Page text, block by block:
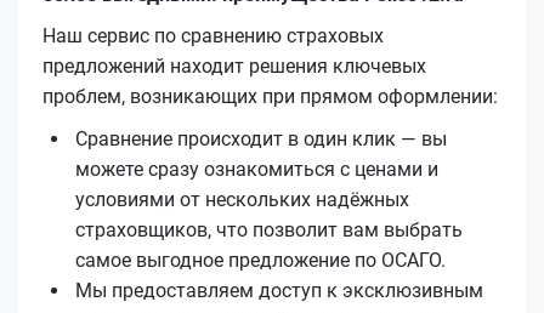
Наш сервис по сравнению страховых
предложений находит решения ключевых
проблем, возникающих при прямом оформлении:
Сравнение происходит в один клик — вы
можете сразу ознакомиться с ценами и
условиями от нескольких надёжных
страховщиков, что позволит вам выбрать
самое выгодное предложение по ОСАГО.
Мы предоставляем доступ к эксклюзивным